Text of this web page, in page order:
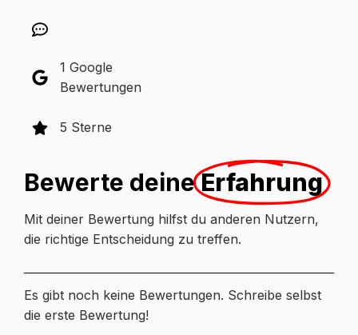
1 Google
Bewertungen
5 Sterne
Bewerte deineErfahrung
Mit deiner Bewertung hilfst du anderen Nutzern,
die richtige Entscheidung zu treffen.
Es gibt noch keine Bewertungen. Schreibe selbst
die erste Bewertung!